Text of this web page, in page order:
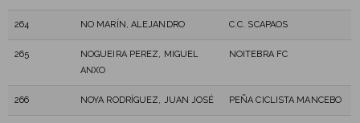
264 NO MARÍN, ALEJANDRO C.C. SCAPAOS
265
NOGUEIRA PEREZ, MIGUEL
ANXO
NOITEBRA FC
266 NOYA RODRÍGUEZ, JUAN JOSÉ PEÑA CICLISTA MANCEBO